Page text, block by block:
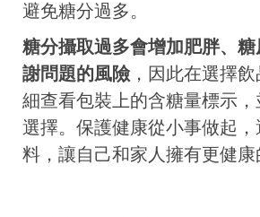
避免糖分過多。
糖分攝取過多會增加肥胖、
謝問題的風險，因此在選擇
細查看包裝上的含糖量標示
選擇。保護健康從小事做起
料，讓自己和家人擁有更健康